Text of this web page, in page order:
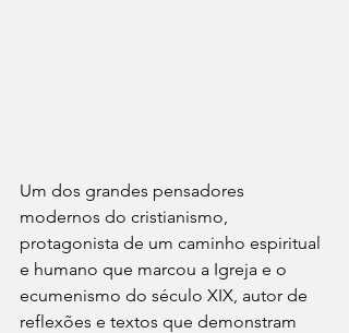
Um dos grandes pensadores
modernos do cristianismo,
protagonista de um caminho espiritual
e humano que marcou a Igreja e o
ecumenismo do século XIX, autor de
reflexões e textos que demonstram